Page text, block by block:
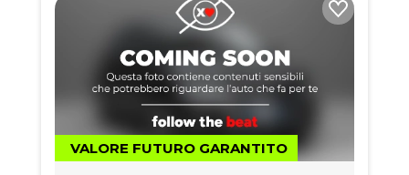
VALORE FUTURO GARANTITO